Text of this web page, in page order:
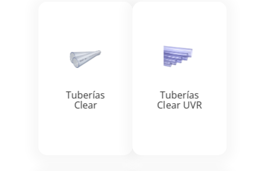
Tuberías
Clear

Ver más
Tuberías
Clear UVR

Ver más